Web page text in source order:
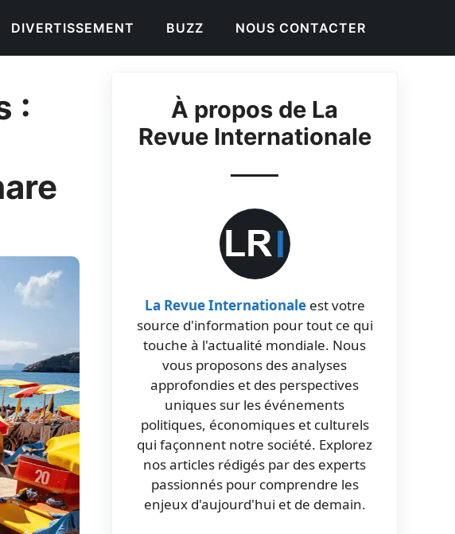
DIVERTISSEMENT BUZZ NOUS CONTACTER
:
À propos de La
Revue Internationale
La Revue Internationaleest votre
source d'information pour tout ce qui
touche à l'actualité mondiale. Nous
vous proposons des analyses
approfondies et des perspectives
uniques sur les événements
politiques, économiques et culturels
qui façonnent notre société. Explorez
nos articles rédigés par des experts
passionnés pour comprendre les
enjeux d'aujourd'hui et de demain.